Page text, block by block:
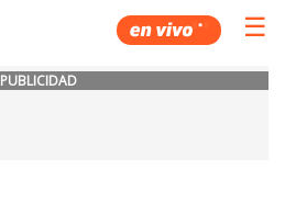
☰
PUBLICIDAD